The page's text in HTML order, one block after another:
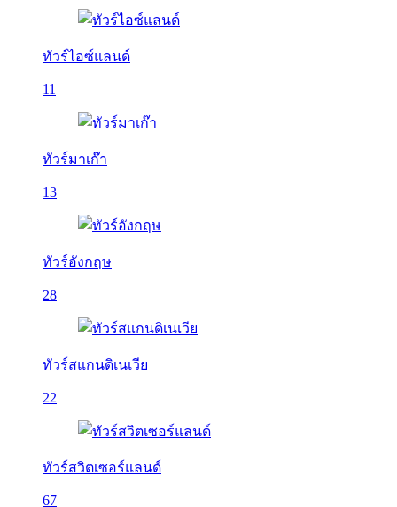
ทัวร์ไอซ์แลนด์
11
ทัวร์มาเก๊า
13
ทัวร์อังกฤษ
28
ทัวร์สแกนดิเนเวีย
22
ทัวร์สวิตเซอร์แลนด์
67